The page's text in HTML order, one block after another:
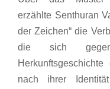
erzählte Senthuran
der Zeichen“ die
die sich
nach ihrer